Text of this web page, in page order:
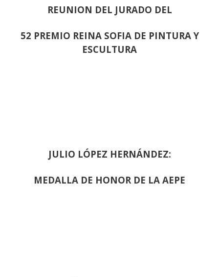
REUNION DEL JURADO DEL
52 PREMIO REINA SOFIA DE PINTURA Y
ESCULTURA
JULIO LÓPEZ HERNÁNDEZ:
MEDALLA DE HONOR DE LA AEPE